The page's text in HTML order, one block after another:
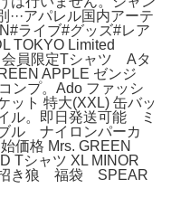
···アパレル国内アーテ
ライブ#グッズ#レア
TOKYO Limited
員限定Tシャツ Aタ
APPLE ゼンジ
プ。Ado ファッシ
ット 特大(XXL) 缶バッ
ル。即日発送可能 ミ
ル ナイロンパーカ
価格 Mrs. GREEN
Tシャツ XL MINOR
き狼 福袋 SPEAR